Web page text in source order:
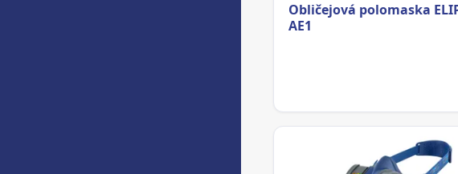
Obličejová polomaska
AE1